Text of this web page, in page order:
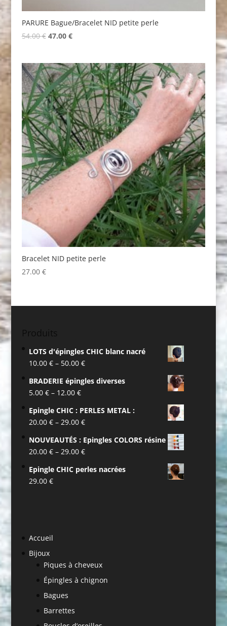
PARURE Bague/Bracelet NID petite perle
54.00€ Original
54.00 €.
47.00 €Current
47.00 €.
Bracelet NID petite perle
27.00 €
Produits
LOTS d'épingles CHIC blanc nacré
10.00 €– 50.00 €
BRADERIE épingles diverses
5.00 €– 12.00 €
Epingle CHIC : PERLES METAL :
20.00 €– 29.00 €
NOUVEAUTÉS : Epingles COLORS résine
20.00 €– 29.00 €
Epingle CHIC perles nacrées
29.00 €
Accueil
Bijoux
Piques à cheveux
Épingles à chignon
Bagues
Barrettes